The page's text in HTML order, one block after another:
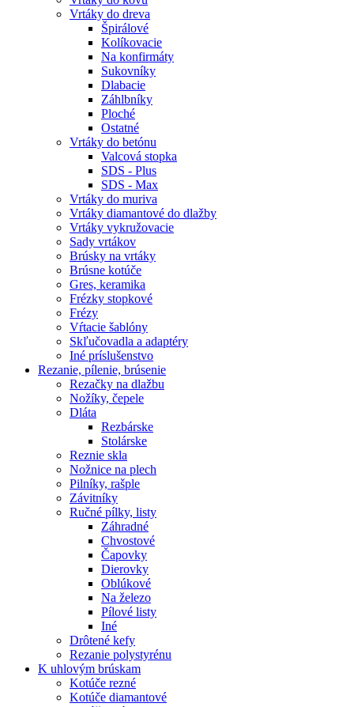
Vrtáky do dreva
Špirálové
Kolíkovacie
Na konfirmáty
Sukovníky
Dlabacie
Záhlbníky
Ploché
Ostatné
Vrtáky do betónu
Valcová stopka
SDS - Plus
SDS - Max
Vrtáky do muriva
Vrtáky diamantové do dlažby
Vrtáky vykružovacie
Sady vrtákov
Brúsky na vrtáky
Brúsne kotúče
Gres, keramika
Frézky stopkové
Frézy
Vŕtacie šablóny
Skľučovadla a adaptéry
Iné príslušenstvo
Rezanie, pílenie, brúsenie
Rezačky na dlažbu
Nožíky, čepele
Dláta
Rezbárske
Stolárske
Reznie skla
Nožnice na plech
Pilníky, rašple
Závitníky
Ručné pílky, listy
Záhradné
Chvostové
Čapovky
Dierovky
Oblúkové
Na železo
Pílové listy
Iné
Drôtené kefy
Rezanie polystyrénu
K uhlovým brúskam
Kotúče rezné
Kotúče diamantové